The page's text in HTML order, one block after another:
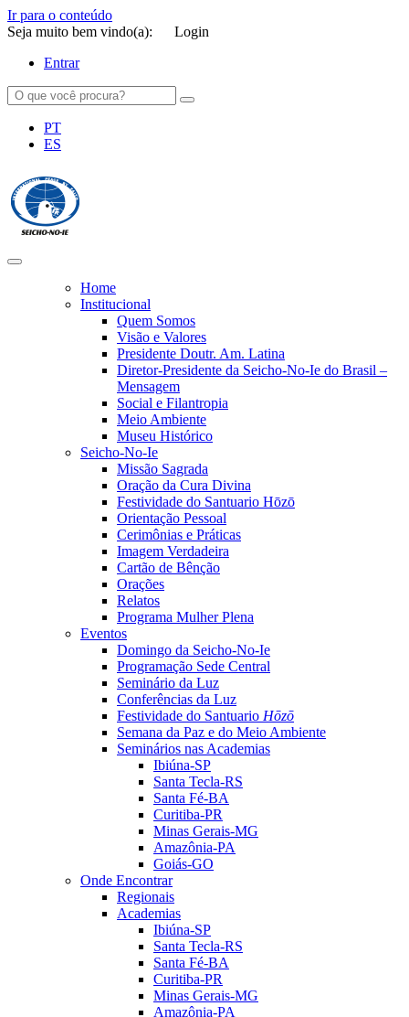
Ir para o conteúdo
Seja muito bem vindo(a):
Login
Entrar
PT
ES
Home
Institucional
Quem Somos
Visão e Valores
Presidente Doutr. Am. Latina
Diretor-Presidente da Seicho-No-Ie do Brasil –
Mensagem
Social e Filantropia
Meio Ambiente
Museu Histórico
Seicho-No-Ie
Missão Sagrada
Oração da Cura Divina
Festividade do Santuario Hōzō
Orientação Pessoal
Cerimônias e Práticas
Imagem Verdadeira
Cartão de Bênção
Orações
Relatos
Programa Mulher Plena
Eventos
Domingo da Seicho-No-Ie
Programação Sede Central
Seminário da Luz
Conferências da Luz
Festividade do Santuario Hōzō
Semana da Paz e do Meio Ambiente
Seminários nas Academias
Ibiúna-SP
Santa Tecla-RS
Santa Fé-BA
Curitiba-PR
Minas Gerais-MG
Amazônia-PA
Goiás-GO
Onde Encontrar
Regionais
Academias
Ibiúna-SP
Santa Tecla-RS
Santa Fé-BA
Curitiba-PR
Minas Gerais-MG
Amazônia-PA